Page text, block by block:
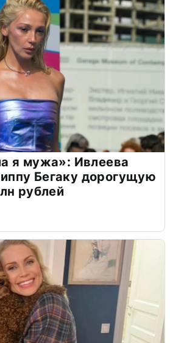
я мужа»: Ивлеева
Бегаку дорогущую
рублей